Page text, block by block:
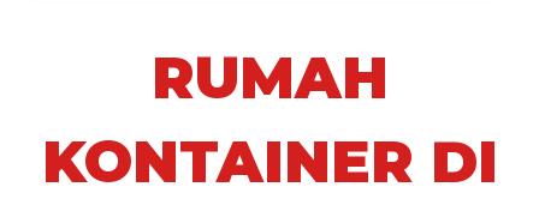
RUMAH
KONTAINER DI